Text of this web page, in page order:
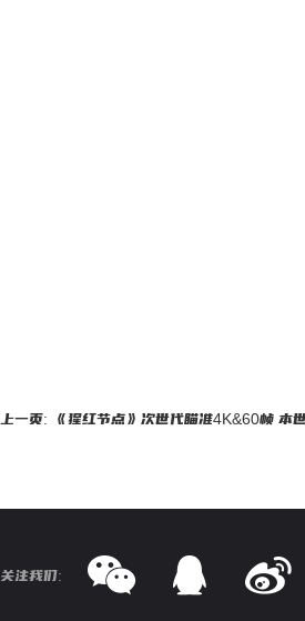
上一页: 《猩红节点》次世代瞄准4K&60帧 本
关注我们: